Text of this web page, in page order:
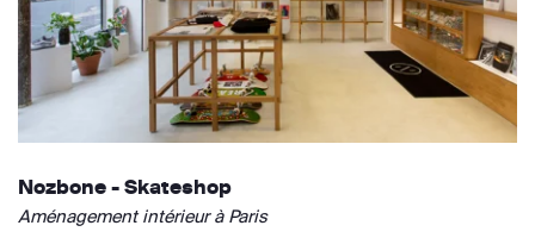
Nozbone - Skateshop
Aménagement intérieur à Paris